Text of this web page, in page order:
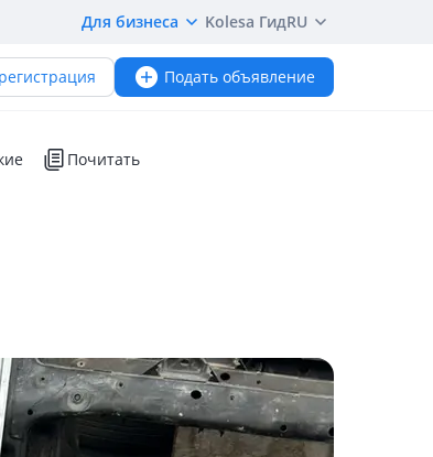
Для бизнеса Kolesa ГидRU
Подать объявление
Почитать